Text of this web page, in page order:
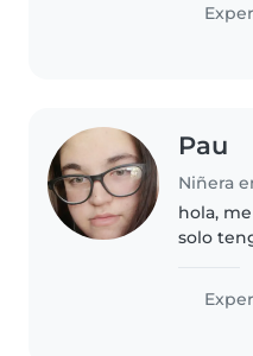
estar
Pau
Niñera
hola,
solo
niños y
aunque